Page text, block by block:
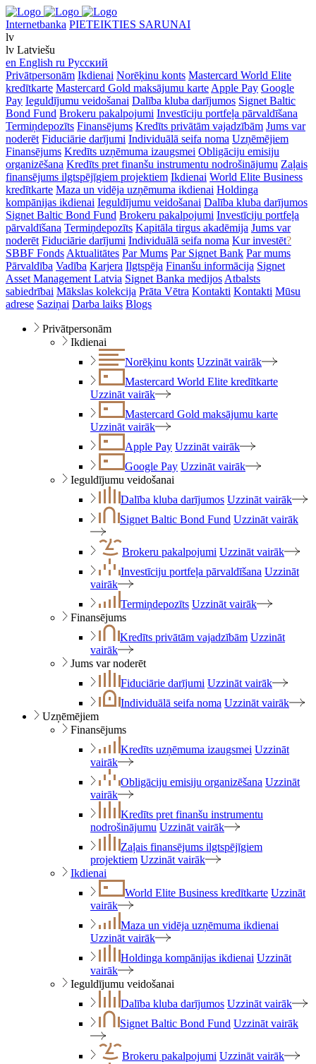
Internetbanka PIETEIKTIES SARUNAI
lv
lv Latviešu
en English ru Русский
Privātpersonām Ikdienai Norēķinu konts Mastercard World Elite
kredītkarte Mastercard Gold maksājumu karte Apple Pay Google
Pay Ieguldījumu veidošanai Dalība kluba darījumos Signet Baltic
Bond Fund Brokeru pakalpojumi Investīciju portfeļa pārvaldīšana
Termiņdepozīts Finansējums Kredīts privātām vajadzībām Jums var
noderēt Fiduciārie darījumi Individuālā seifa noma Uzņēmējiem
Finansējums Kredīts uzņēmuma izaugsmei Obligāciju emisiju
organizēšana Kredīts pret finanšu instrumentu nodrošinājumu Zaļais
finansējums ilgtspējīgiem projektiem Ikdienai World Elite Business
kredītkarte Maza un vidēja uzņēmuma ikdienai Holdinga
kompānijas ikdienai Ieguldījumu veidošanai Dalība kluba darījumos
Signet Baltic Bond Fund Brokeru pakalpojumi Investīciju portfeļa
pārvaldīšana Termiņdepozīts Kapitāla tirgus akadēmija Jums var
noderēt Fiduciārie darījumi Individuālā seifa noma Kur investēt?
SBBF Fonds Aktualitātes Par Mums Par Signet Bank Par mums
Pārvaldība Vadība Karjera Ilgtspēja Finanšu informācija Signet
Asset Management Latvia Signet Banka medijos Atbalsts
sabiedrībai Mākslas kolekcija Prāta Vētra Kontakti Kontakti Mūsu
adrese Saziņai Darba laiks Blogs
Privātpersonām
Ikdienai
Norēķinu konts Uzzināt vairāk
Mastercard World Elite kredītkarte
Uzzināt vairāk
Mastercard Gold maksājumu karte
Uzzināt vairāk
Apple Pay Uzzināt vairāk
Google Pay Uzzināt vairāk
Ieguldījumu veidošanai
Dalība kluba darījumos Uzzināt vairāk
Signet Baltic Bond Fund Uzzināt vairāk
Brokeru pakalpojumi Uzzināt vairāk
Investīciju portfeļa pārvaldīšana Uzzināt
vairāk
Termiņdepozīts Uzzināt vairāk
Finansējums
Kredīts privātām vajadzībām Uzzināt
vairāk
Jums var noderēt
Fiduciārie darījumi Uzzināt vairāk
Individuālā seifa noma Uzzināt vairāk
Uzņēmējiem
Finansējums
Kredīts uzņēmuma izaugsmei Uzzināt
vairāk
Obligāciju emisiju organizēšana Uzzināt
vairāk
Kredīts pret finanšu instrumentu
nodrošinājumu Uzzināt vairāk
Zaļais finansējums ilgtspējīgiem
projektiem Uzzināt vairāk
Ikdienai
World Elite Business kredītkarte Uzzināt
vairāk
Maza un vidēja uzņēmuma ikdienai
Uzzināt vairāk
Holdinga kompānijas ikdienai Uzzināt
vairāk
Ieguldījumu veidošanai
Dalība kluba darījumos Uzzināt vairāk
Signet Baltic Bond Fund Uzzināt vairāk
Brokeru pakalpojumi Uzzināt vairāk